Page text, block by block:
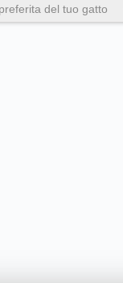
del tuo gatto